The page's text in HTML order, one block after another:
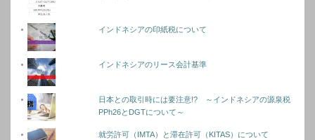
インドネシアの印紙税について
インドネシアのリース会計基準
日本との取引時には要注意!? ～インドネシアの源泉税
PPh26とDGTについて～
就労許可（IMTA）と滞在許可（KITAS）について